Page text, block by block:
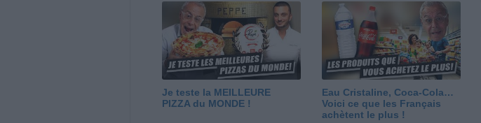
Je teste la MEILLEURE
PIZZA du MONDE !
Eau Cristaline, Coca-Cola…
Voici ce que les Français
achètent le plus !